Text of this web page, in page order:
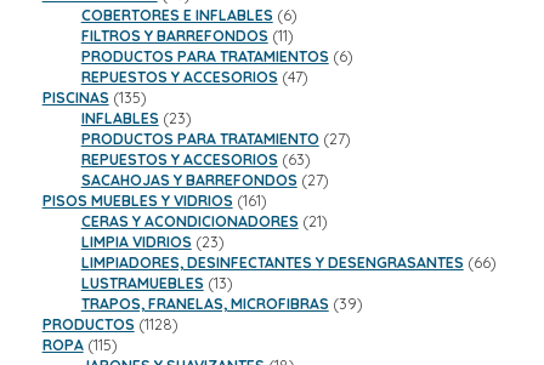
productos
COBERTORES E INFLABLES 66
productos
FILTROS Y BARREFONDOS 1111
productos
PRODUCTOS PARA TRATAMIENTOS 66
REPUESTOS Y ACCESORIOS 4747
PISCINAS 135135
productos
INFLABLES 2323
productos
PRODUCTOS PARA TRATAMIENTO 2727
REPUESTOS Y ACCESORIOS 6363
productos
SACAHOJAS Y BARREFONDOS 2727
PISOS MUEBLES Y VIDRIOS 161161
productos
CERAS Y ACONDICIONADORES 2121
LIMPIA VIDRIOS 2323
productos
LIMPIADORES, DESINFECTANTES Y DESENGRASANTES 6666
LUSTRAMUEBLES 1313
productos
TRAPOS, FRANELAS, MICROFIBRAS 3939
PRODUCTOS 11281128
ROPA 115115